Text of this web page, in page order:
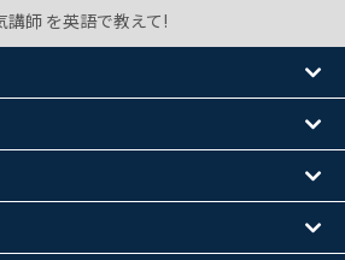
講師 を英語で教えて!